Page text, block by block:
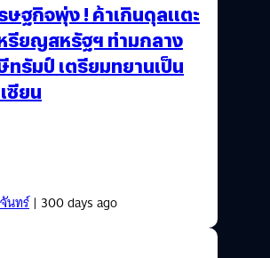
ษฐกิจพุ่ง ! ค้าเกินดุลแตะ
รียญสหรัฐฯ ท่ามกลาง
รัมป์ เตรียมทยานเป็น
ซียน
นทร์| 300 days ago